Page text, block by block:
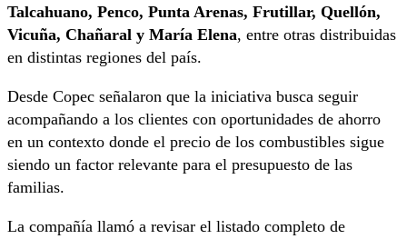
Talcahuano, Penco, Punta Arenas, Frutillar, Quellón,
Vicuña, Chañaral y María Elena, entre otras distribuidas
en distintas regiones del país.
Desde Copec señalaron que la iniciativa busca seguir
acompañando a los clientes con oportunidades de ahorro
en un contexto donde el precio de los combustibles sigue
siendo un factor relevante para el presupuesto de las
familias.
La compañía llamó a revisar el listado completo de